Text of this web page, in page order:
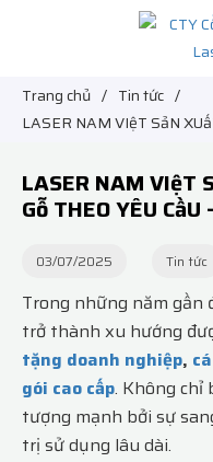
Trang chủ / Tin tức /
LASER NAM VIệT SảN
LASER NAM VIệT
Gỗ THEO YÊU
03/07/2025 Tin tức
Trong những năm gần
trở thành xu hướng
tặng doanh nghiệp,
gói cao cấp. Không chỉ
tượng mạnh bởi sự
trị sử dụng lâu dài.